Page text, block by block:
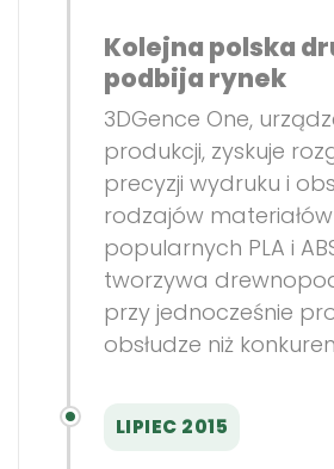
Kolejna polska
podbija rynek
3DGence One,
produkcji, zyskuje
precyzji wydruku i
rodzajów
popularnych PLA i
tworzywa
przy jednocześnie
obsłudze niż
LIPIEC 2015